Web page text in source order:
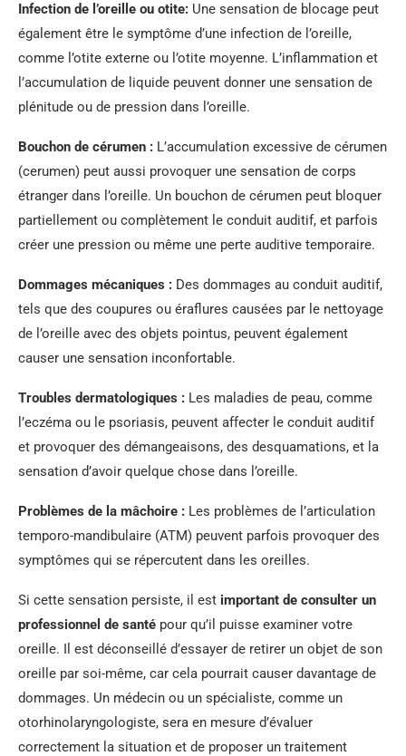
Infection de l’oreille ou otite: Une sensation de blocage peut
également être le symptôme d’une infection de l’oreille,
comme l’otite externe ou l’otite moyenne. L’inflammation et
l’accumulation de liquide peuvent donner une sensation de
plénitude ou de pression dans l’oreille.
Bouchon de cérumen : L’accumulation excessive de cérumen
(cerumen) peut aussi provoquer une sensation de corps
étranger dans l’oreille. Un bouchon de cérumen peut bloquer
partiellement ou complètement le conduit auditif, et parfois
créer une pression ou même une perte auditive temporaire.
Dommages mécaniques : Des dommages au conduit auditif,
tels que des coupures ou éraflures causées par le nettoyage
de l’oreille avec des objets pointus, peuvent également
causer une sensation inconfortable.
Troubles dermatologiques : Les maladies de peau, comme
l’eczéma ou le psoriasis, peuvent affecter le conduit auditif
et provoquer des démangeaisons, des desquamations, et la
sensation d’avoir quelque chose dans l’oreille.
Problèmes de la mâchoire : Les problèmes de l’articulation
temporo-mandibulaire (ATM) peuvent parfois provoquer des
symptômes qui se répercutent dans les oreilles.
Si cette sensation persiste, il est important de consulter un
professionnel de santé pour qu’il puisse examiner votre
oreille. Il est déconseillé d’essayer de retirer un objet de son
oreille par soi-même, car cela pourrait causer davantage de
dommages. Un médecin ou un spécialiste, comme un
otorhinolaryngologiste, sera en mesure d’évaluer
correctement la situation et de proposer un traitement